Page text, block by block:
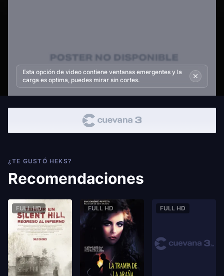
Esta opción de video contiene ventanas emergentes y la
carga es optima, puedes mirar sin cortes.
¿TE GUSTÓ HEKS?
Recomendaciones
FULL HD FULL HD FULL HD